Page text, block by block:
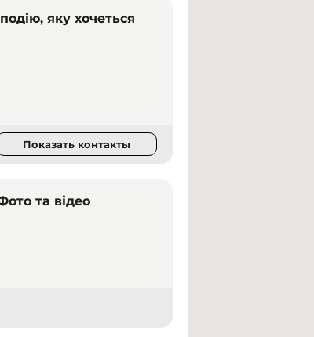
яку хочеться
Показать контакты
та відео